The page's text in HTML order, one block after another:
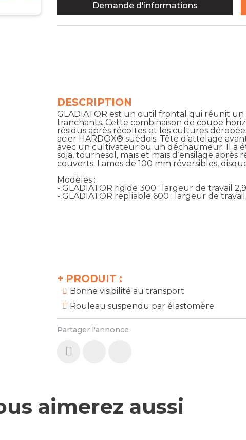
+ PRODUIT :
Bonne visibilité au transport
Rouleau suspendu par élastomère
Partager l'annonce
DESCRIPTION
GLADIATOR est un outil frontal qui réunit
tranchants. Cette combinaison de coupe
résidus après récoltes et les cultures
acier HARDOX® suédois. Tête d’attelage
avec un cultivateur ou un déchaumeur. Il a
soja, tournesol, maïs et maïs d‘ensilage
couverts. Lames de 100 mm réversibles,
Modèles :
- GLADIATOR rigide 300 : largeur de travail
- GLADIATOR repliable 600 : largeur de
Demande d'informations
aimerez aussi